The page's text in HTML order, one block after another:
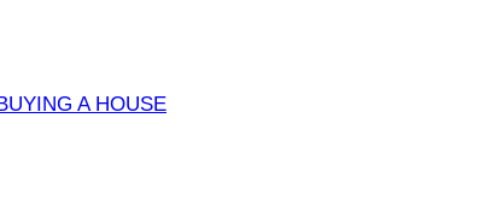
A HOUSE